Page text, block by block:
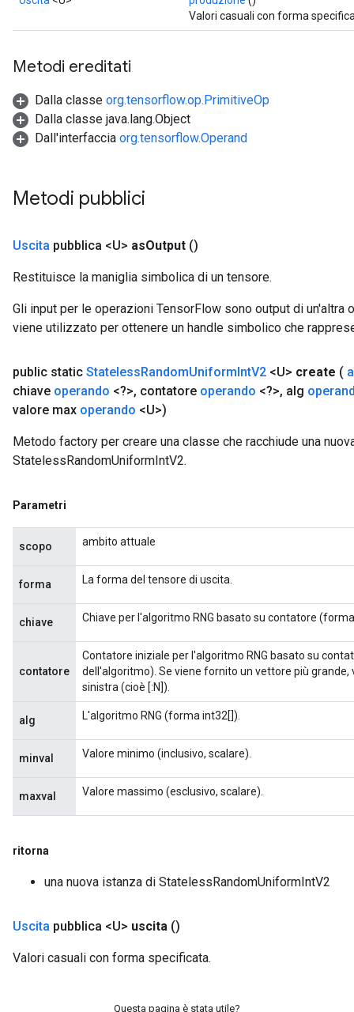
Valori casuali con forma
Metodi ereditati
Dalla classe org.tensorflow.op.PrimitiveOp
Dalla classe java.lang.Object
Dall'interfaccia org.tensorflow.Operand
Metodi pubblici
Uscita pubblica <U> asOutput ()
Restituisce la maniglia simbolica di un tensore.
Gli input per le operazioni TensorFlow sono output di un'altra
viene utilizzato per ottenere un handle simbolico che
public static StatelessRandomUniformIntV2 <U> create (
chiave operando <?>, contatore operando <?>, alg
valore max operando <U>)
Metodo factory per creare una classe che racchiude una
StatelessRandomUniformIntV2.
Parametri
scopo ambito attuale
forma La forma del tensore di uscita.
chiave Chiave per l'algoritmo RNG basato su contatore
contatore
Contatore iniziale per l'algoritmo RNG basato su
dell'algoritmo). Se viene fornito un vettore più
sinistra (cioè [:N]).
alg L'algoritmo RNG (forma int32[]).
minval Valore minimo (inclusivo, scalare).
maxval Valore massimo (esclusivo, scalare).
ritorna
una nuova istanza di StatelessRandomUniformIntV2
Uscita pubblica <U> uscita ()
Valori casuali con forma specificata.
Questa pagina è stata utile?